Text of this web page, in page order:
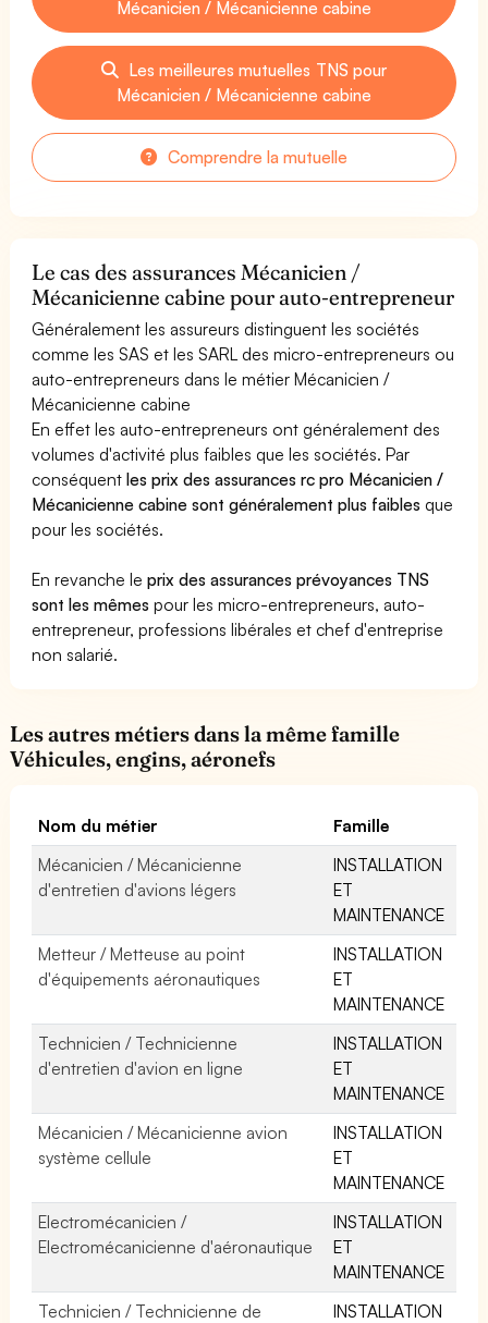
Mécanicien / Mécanicienne cabine
Les meilleures mutuelles TNS pour
Mécanicien / Mécanicienne cabine
Comprendre la mutuelle
Le cas des assurances Mécanicien /
Mécanicienne cabine pour auto-entrepreneur
Généralement les assureurs distinguent les sociétés
comme les SAS et les SARL des micro-entrepreneurs ou
auto-entrepreneurs dans le métier Mécanicien /
Mécanicienne cabine
En effet les auto-entrepreneurs ont généralement des
volumes d'activité plus faibles que les sociétés. Par
conséquentles prix des assurances rc pro Mécanicien /
Mécanicienne cabine sont généralement plus faibles que
pour les sociétés.
En revanche leprix des assurances prévoyances TNS
sont les mêmes pour les micro-entrepreneurs, auto-
entrepreneur, professions libérales et chef d'entreprise
non salarié.
Les autres métiers dans la même famille
Véhicules, engins, aéronefs
Nom du métier
Famille
Mécanicien / Mécanicienne
d'entretien d'avions légers
INSTALLATION
ET
MAINTENANCE
Metteur / Metteuse au point
d'équipements aéronautiques
INSTALLATION
ET
MAINTENANCE
Technicien / Technicienne
d'entretien d'avion en ligne
INSTALLATION
ET
MAINTENANCE
Mécanicien / Mécanicienne avion
système cellule
INSTALLATION
ET
MAINTENANCE
Electromécanicien /
Electromécanicienne d'aéronautique
INSTALLATION
ET
MAINTENANCE
Technicien / Technicienne de
INSTALLATION